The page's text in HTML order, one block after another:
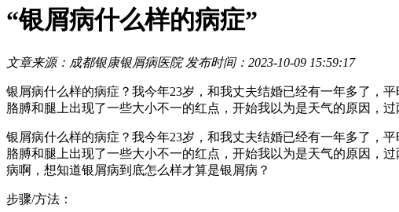
“银屑病什么样的病症”
文章来源：成都银康银屑病医院 发布时间：2023-10-09 15:59:17
银屑病什么样的病症？我今年23岁，和我丈夫结婚已经有一年多了，
胳膊和腿上出现了一些大小不一的红点，开始我以为是天气的原因，
银屑病什么样的病症？我今年23岁，和我丈夫结婚已经有一年多了，
胳膊和腿上出现了一些大小不一的红点，开始我以为是天气的原因，
病啊，想知道银屑病到底怎么样才算是银屑病？
步骤/方法：